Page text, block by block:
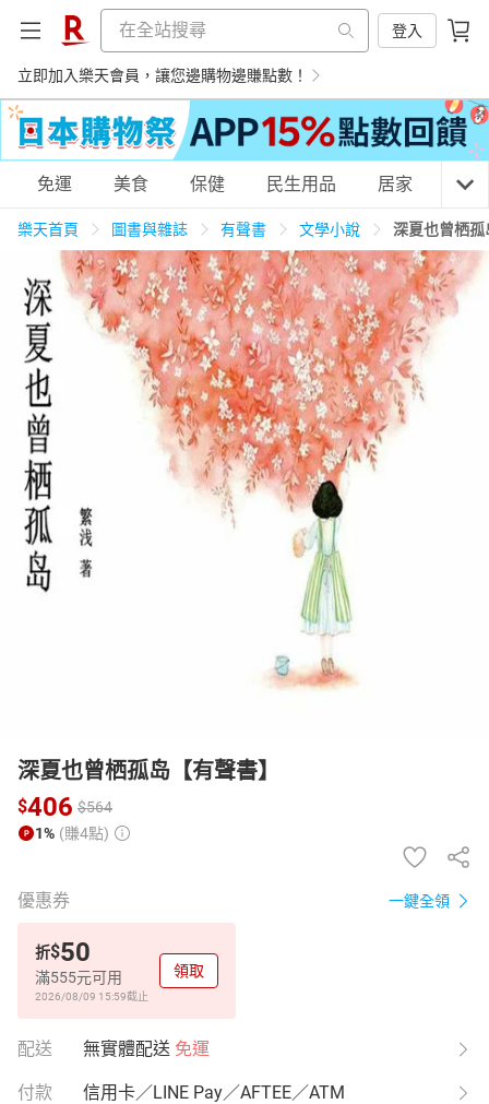
登入
立即加入樂天會員，讓您邊購物邊賺點數！
購物網分類
天天免運 美食蛋糕 養生保健 民生用品
居家生活 3C家電 運動休閒 親子玩具
男裝 化妝保養
日本購物
免運 美食 保健 民生用品 居家 3C
樂天首頁 圖書與雜誌 有聲書 文學小說 深夏也曾栖
深夏也曾栖孤岛【有聲書】
$406 $564
1% (賺4點)
優惠券 一鍵全領
折$50
滿555元可用
2026/08/09 15:59截止
領取
配送 無實體配送 免運
付款 信用卡／LINE Pay／AFTEE／ATM